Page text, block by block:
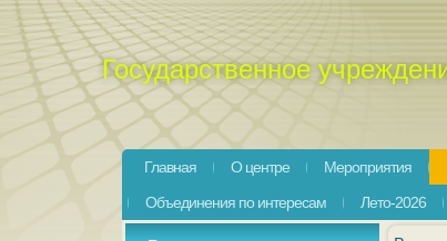
Государственное
Главная О центре Мероприятия
Объединения по интересам
Лето-2026